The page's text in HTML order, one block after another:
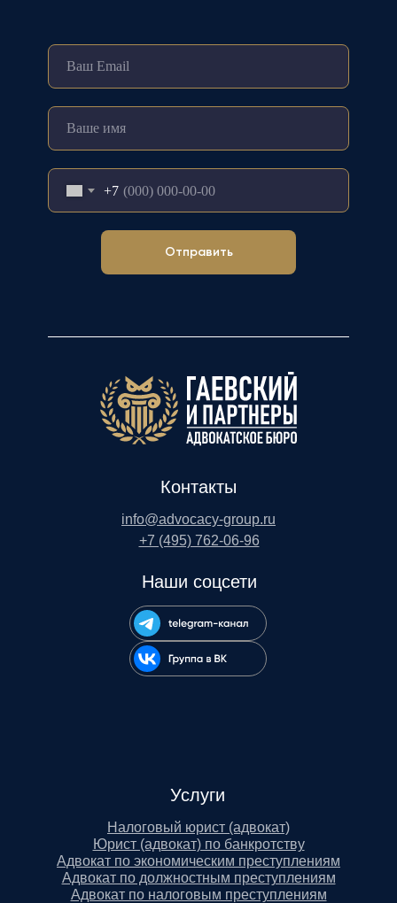
+7
Отправить
Наши соцсети
Налоговый юрист (адвокат)
Юрист (адвокат) по банкротству
Адвокат по экономическим преступлениям
Адвокат по должностным преступлениям
Адвокат по налоговым преступлениям
Услуги
Контакты
info@advocacy-group.ru
+7 (495) 762-06-96